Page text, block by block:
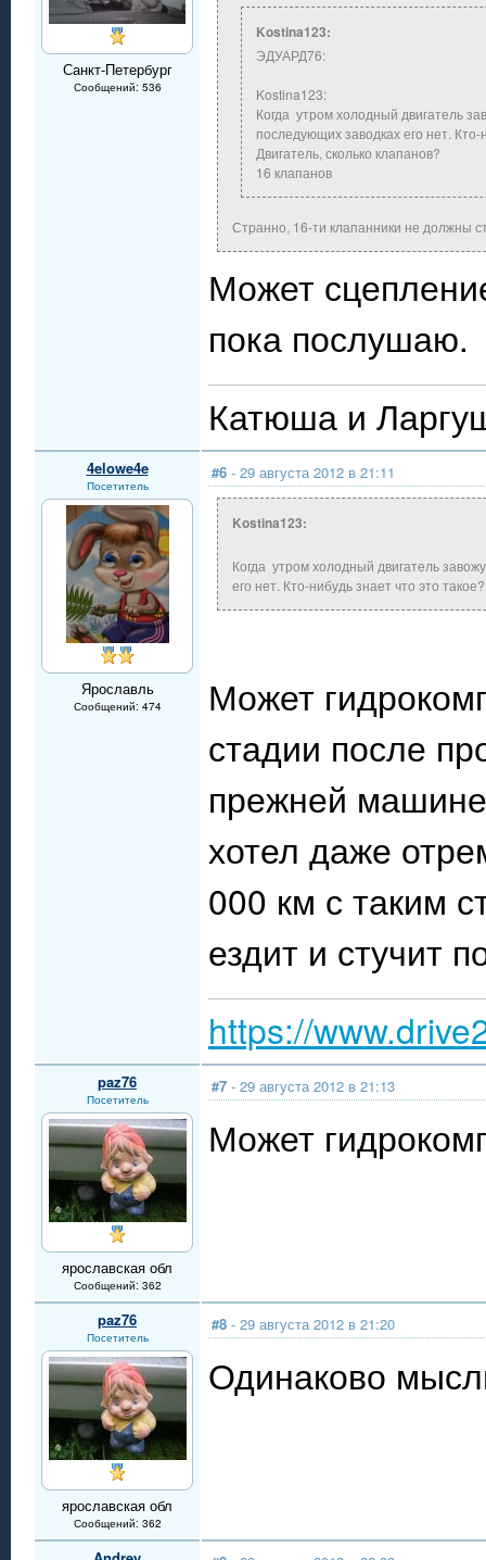
Санкт-Петербург
Сообщений: 536
Kostina123:
ЭДУАРД76:
Kostina123:
Когда утром холодный двигатель
последующих заводках его нет. Кто-
Двигатель, сколько клапанов?
16 клапанов
Странно, 16-ти клапанники не должны
Может
пока послушаю.
Катюша и
4elowe4e
Посетитель
Ярославль
Сообщений: 474
#6 - 29 августа 2012 в 21:11
Kostina123:
Когда утром холодный двигатель
его нет. Кто-нибудь знает что это такое?
Может
стадии после
прежней
хотел даже
000 км с таким
ездит и стучит
https://
paz76
Посетитель
ярославская обл
Сообщений: 362
#7 - 29 августа 2012 в 21:13
Может
paz76
Посетитель
ярославская обл
Сообщений: 362
#8 - 29 августа 2012 в 21:20
Одинаково